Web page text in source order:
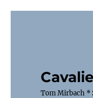
Tom Mirbach *